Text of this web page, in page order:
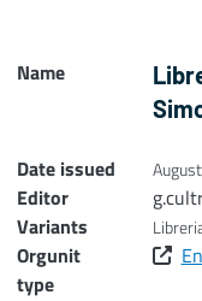
Name
Date issued
Editor
Variants
Orgunit
type